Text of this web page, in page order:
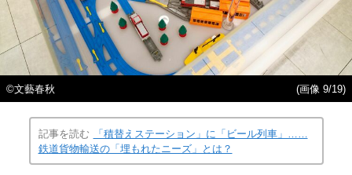
©文藝春秋 (画像 9/19)
記事を読む
「積替えステーション」に「ビール列車」……
鉄道貨物輸送の「埋もれたニーズ」とは？